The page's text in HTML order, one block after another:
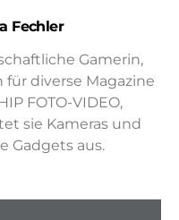
Fechler
Gamerin,
diverse Magazine
FOTO-VIDEO,
sie Kameras und
Gadgets aus.